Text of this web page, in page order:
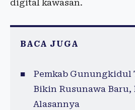
digital kawasan.
BACA JUGA
Pemkab Gunungkidul
Bikin Rusunawa Baru,
Alasannya